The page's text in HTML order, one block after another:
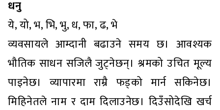
धनु
ये, यो, भ, भि, भु, ध, फा, ढ, भे
व्यवसायले आम्दानी बढाउने समय छ। आवश्यक
भौतिक साधन सजिलै जुट्नेछन्। श्रमको उचित मूल्य
पाइनेछ। व्यापारमा राम्रै फड्को मार्न सकिनेछ।
मिहिनेतले नाम र दाम दिलाउनेछ। दिउँसोदेखि खर्च